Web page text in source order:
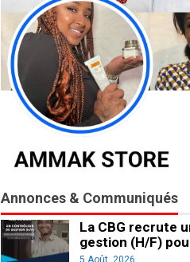
Annonces & Communiqués
La CBG recrute
gestion (H/F)